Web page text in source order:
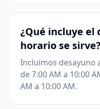
¿Qué incluye el
horario se sirve?
Incluimos desayuno
de 7:00 AM a 10:00
AM a 10:00 AM.